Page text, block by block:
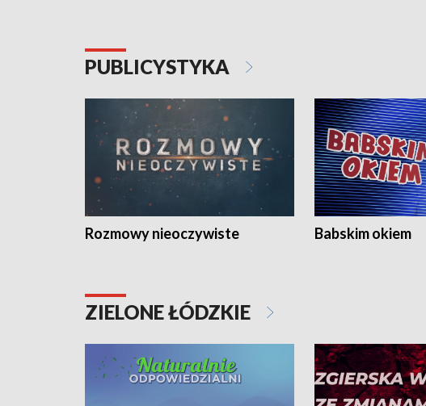
PUBLICYSTYKA
Rozmowy nieoczywiste Babskim okiem
ZIELONE ŁÓDZKIE